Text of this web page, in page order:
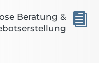

Beratung &